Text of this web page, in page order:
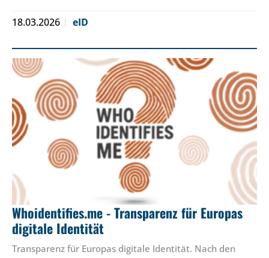
18.03.2026 eID
Whoidentifies.me - Transparenz für Europas
digitale Identität
Transparenz für Europas digitale Identität. Nach den